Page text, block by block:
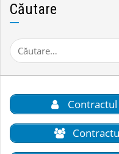
Căutare
Caută
după: